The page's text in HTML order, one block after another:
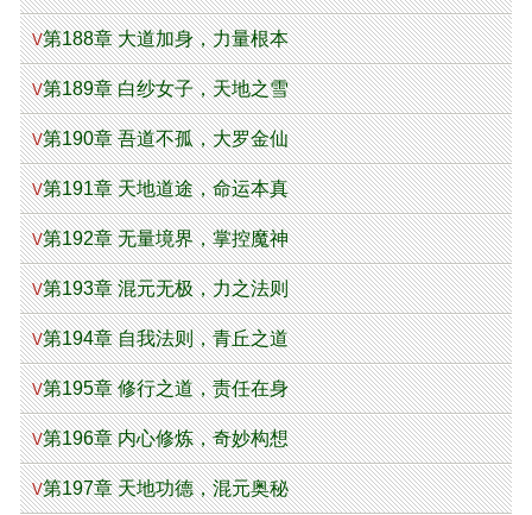
V第188章 大道加身，力量根本
V第189章 白纱女子，天地之雪
V第190章 吾道不孤，大罗金仙
V第191章 天地道途，命运本真
V第192章 无量境界，掌控魔神
V第193章 混元无极，力之法则
V第194章 自我法则，青丘之道
V第195章 修行之道，责任在身
V第196章 内心修炼，奇妙构想
V第197章 天地功德，混元奥秘